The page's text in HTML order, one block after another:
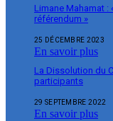
Limane Mahamat :
référendum »
25 DÉCEMBRE 2023
En savoir plus
La Dissolution du
participants
29 SEPTEMBRE 2022
En savoir plus